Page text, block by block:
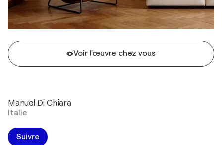
Voir l'œuvre chez vous
Manuel Di Chiara
Italie
Suivre